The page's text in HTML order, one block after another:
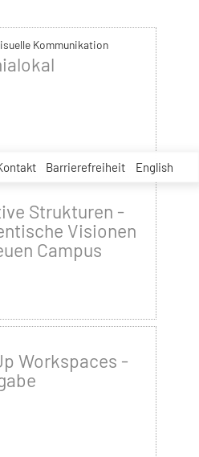
Barrierefreiheit English
Kommunikation
Strukturen -
Visionen
Campus
Workspaces -